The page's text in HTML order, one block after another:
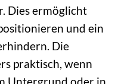
Dies ermöglicht
und ein
Die
praktisch, wenn
Untergrund oder in